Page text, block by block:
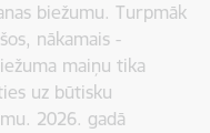
biežumu. Turpmāk
nākamais -
maiņu tika
uz būtisku
2026. gadā